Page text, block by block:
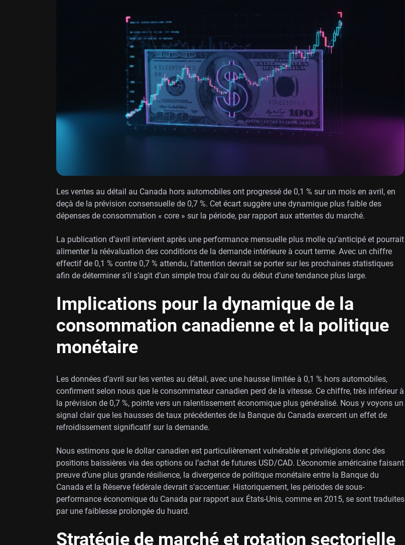
Les ventes au détail au Canada hors automobiles ont progressé de 0,1 % sur un mois en avril, en
deçà de la prévision consensuelle de 0,7 %. Cet écart suggère une dynamique plus faible des
dépenses de consommation « core » sur la période, par rapport aux attentes du marché.
La publication d’avril intervient après une performance mensuelle plus molle qu’anticipé et pourrait
alimenter la réévaluation des conditions de la demande intérieure à court terme. Avec un chiffre
effectif de 0,1 % contre 0,7 % attendu, l’attention devrait se porter sur les prochaines statistiques
afin de déterminer s’il s’agit d’un simple trou d’air ou du début d’une tendance plus large.
Implications pour la dynamique de la
consommation canadienne et la politique
monétaire
Les données d’avril sur les ventes au détail, avec une hausse limitée à 0,1 % hors automobiles,
confirment selon nous que le consommateur canadien perd de la vitesse. Ce chiffre, très inférieur à
la prévision de 0,7 %, pointe vers un ralentissement économique plus généralisé. Nous y voyons un
signal clair que les hausses de taux précédentes de la Banque du Canada exercent un effet de
refroidissement significatif sur la demande.
Nous estimons que le dollar canadien est particulièrement vulnérable et privilégions donc des
positions baissières via des options ou l’achat de futures USD/CAD. L’économie américaine faisant
preuve d’une plus grande résilience, la divergence de politique monétaire entre la Banque du
Canada et la Réserve fédérale devrait s’accentuer. Historiquement, les périodes de sous-
performance économique du Canada par rapport aux États-Unis, comme en 2015, se sont traduites
par une faiblesse prolongée du huard.
Stratégie de marché et rotation sectorielle